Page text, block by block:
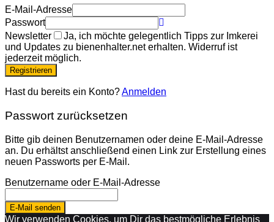
E-Mail-Adresse
Passwort
Newsletter
Ja, ich möchte gelegentlich Tipps zur Imkerei
und Updates zu bienenhalter.net erhalten. Widerruf ist
jederzeit möglich.
Registrieren
Hast du bereits ein Konto?Anmelden
Passwort zurücksetzen
Bitte gib deinen Benutzernamen oder deine E-Mail-Adresse
an. Du erhältst anschließend einen Link zur Erstellung eines
neuen Passworts per E-Mail.
Benutzername oder E-Mail-Adresse
E-Mail senden
Wir verwenden Cookies, um Dir das bestmögliche Erlebnis